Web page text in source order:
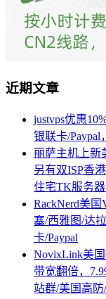
近期文章
justvps优惠
银联卡/Paypal
丽萨主机上新
另有双ISP香
住宅TK服务
RackNerd美
塞/西雅图/达
卡/Paypal
NovixLink美国
带宽翻倍，
站群/美国高